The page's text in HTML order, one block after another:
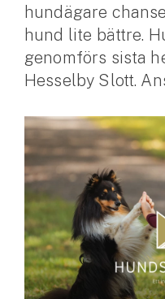
Släpvagnsförsäkring
Husvagnsförsäkring
Motorcykel
Mc-försäkring
Märkesförsäkringar
Båt
Båtförsäkring
Märkesförsäkringar
hundägare
hund lite bättre.
genomförs sista
Hesselby Slott.